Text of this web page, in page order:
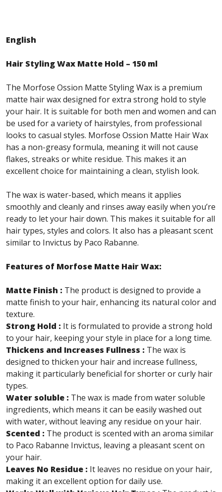
English
Hair Styling Wax Matte Hold – 150 ml
The Morfose Ossion Matte Styling Wax is a premium
matte hair wax designed for extra strong hold to style
your hair. It is suitable for both men and women and can
be used for a variety of hairstyles, from professional
looks to casual styles. Morfose Ossion Matte Hair Wax
has a non-greasy formula, meaning it will not cause
flakes, streaks or white residue. This makes it an
excellent choice for maintaining a clean, stylish look.
The wax is water-based, which means it applies
smoothly and cleanly and rinses away easily when you’re
ready to let your hair down. This makes it suitable for all
hair types, styles and colors. It also has a pleasant scent
similar to Invictus by Paco Rabanne.
Features of Morfose Matte Hair Wax:
Matte Finish : The product is designed to provide a
matte finish to your hair, enhancing its natural color and
texture.
Strong Hold : It is formulated to provide a strong hold
to your hair, keeping your style in place for a long time.
Thickens and Increases Fullness : The wax is
designed to thicken your hair and increase fullness,
making it particularly beneficial for shorter or curly hair
types.
Water soluble : The wax is made from water soluble
ingredients, which means it can be easily washed out
with water, without leaving any residue on your hair.
Scented : The product is scented with an aroma similar
to Paco Rabanne Invictus, leaving a pleasant scent on
your hair.
Leaves No Residue : It leaves no residue on your hair,
making it an excellent option for daily use.